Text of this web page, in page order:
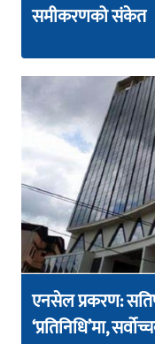
समीकरणको संकेत
एनसेल प्रकरण:
‘प्रतिनिधि’मा,